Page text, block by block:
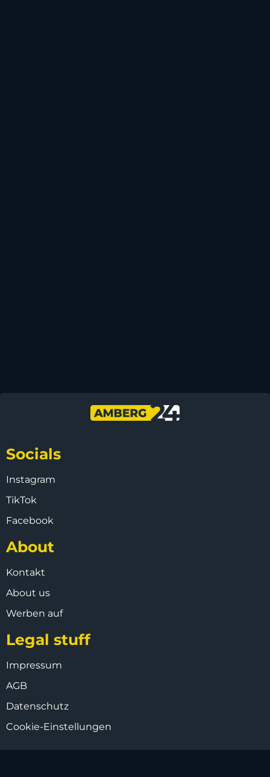
Socials
Instagram
TikTok
Facebook
About
Kontakt
About us
Werben auf
Legal stuff
Impressum
AGB
Datenschutz
Cookie-Einstellungen